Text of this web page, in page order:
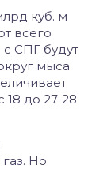
куб. м
всего
СПГ будут
мыса
18 до 27-28
Но